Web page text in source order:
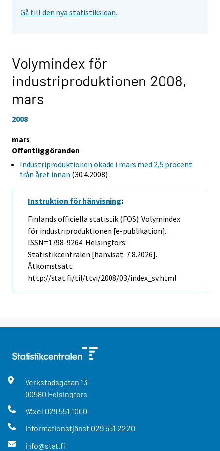
Gå till den nya statistiksidan.
Volymindex för
industriproduktionen 2008,
mars
2008
mars
Offentliggöranden
Industriproduktionen ökade i mars med 2,5 procent
från året innan (30.4.2008)
Instruktion för hänvisning:
Finlands officiella statistik (FOS): Volymindex
för industriproduktionen [e-publikation].
ISSN=1798-9264. Helsingfors:
Statistikcentralen [hänvisat: 7.8.2026].
Åtkomstsätt:
http://stat.fi/til/ttvi/2008/03/index_sv.html
Verkstadsgatan 13
00580 Helsingfors
Växel 029 551 1000
Informationstjänst 029 551 2220
info@stat.fi